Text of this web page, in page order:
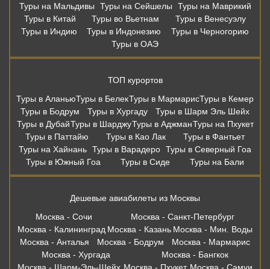
Туры на Мальдивы
Туры на Сейшелы
Туры на Маврикий
Туры в Китай
Туры во Вьетнам
Туры в Венесуэлу
Туры в Индию
Туры в Индонезию
Туры в Черногорию
Туры в ОАЭ
ТОП курортов
Туры в АланьюТуры в БелекТуры в МармарисТуры в Кемер
Туры в Бодрум
Туры в Хургаду
Туры в Шарм Эль Шейх
Туры в ДубайТуры в ШарджуТуры в АджманТуры на Пхукет
Туры в Паттайю
Туры в Као Лак
Туры в Фантьет
Туры на Хайнань Туры в Варадеро Туры в Северный Гоа
Туры в Южный Гоа
Туры в Сиде Туры на Бали
Дешевые авиабилеты из Москвы
Москва - Сочи
Москва - Санкт-Петербург
Москва - Калининград Москва - Казань Москва - Мин. Воды
Москва - Анталья
Москва - Бодрум
Москва - Мармарис
Москва - Хургада
Москва - Бангкок
Москва - Шарм-Эль-Шейх Москва - Пхукет Москва - Самуи